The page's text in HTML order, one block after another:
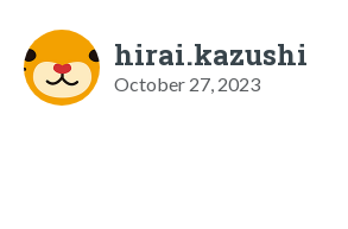
hirai.kazushi
October 27, 2023